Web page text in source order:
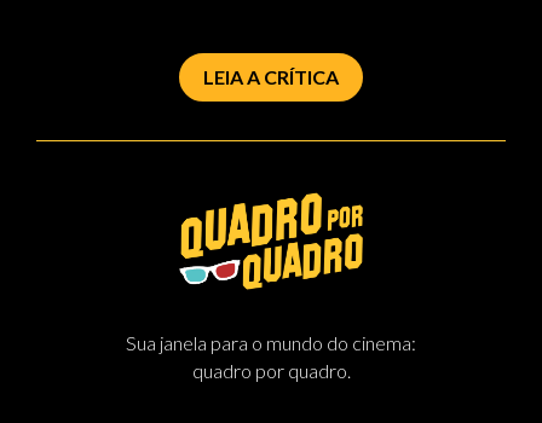
LEIA A CRÍTICA
Sua janela para o mundo do cinema:
quadro por quadro.